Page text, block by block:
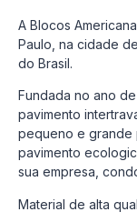
A Blocos
Paulo, na cidade
do Brasil.
Fundada no ano
pavimento
pequeno e grande
pavimento
sua empresa,
Material de alta